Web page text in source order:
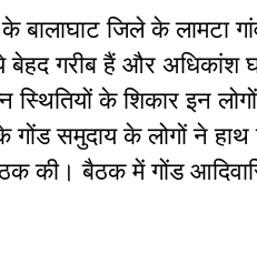
बालाघाट जिले के लामटा
गरीब हैं और अधिकांश
के शिकार इन
गोंड समुदाय के लोगों ने
की। बैठक में गोंड